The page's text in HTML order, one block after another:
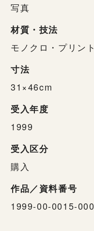
写真
材質・技法
モノクロ・プリント
寸法
31×46cm
受入年度
1999
受入区分
購入
作品／資料番号
1999-00-0015-000